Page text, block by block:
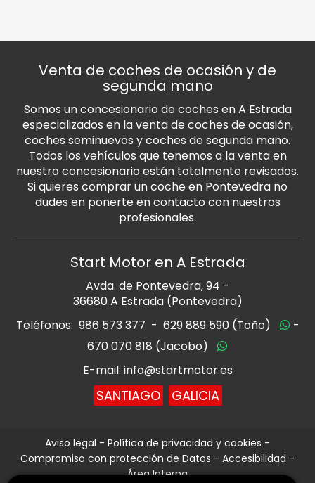
Venta de coches de ocasión y de
segunda mano
Somos un concesionario de coches en A Estrada
especializados en la venta de coches de ocasión,
coches seminuevos y coches de segunda mano.
Todos los vehículos que tenemos a la venta en
nuestro concesionario están totalmente revisados.
Si quieres comprar un coche en Pontevedra no
dudes en ponerte en contacto con nuestros
profesionales.
Start Motor en A Estrada
Avda. de Pontevedra, 94 -
36680 A Estrada (Pontevedra)
Teléfonos: 986 573 377 - 629 889 590 (Toño)
-
670 070 818 (Jacobo)
E-mail: info@startmotor.es
SANTIAGO GALICIA
Aviso legal - Política de privacidad y cookies -
Compromiso con protección de Datos - Accesibilidad -
Área Interna